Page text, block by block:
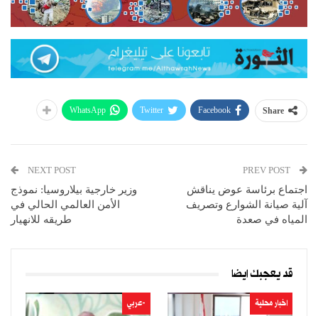
Share
Facebook
Twitter
WhatsApp
اجتماع برئاسة عوض يناقش
آلية صيانة الشوارع وتصريف
المياه في صعدة
NEXT POST
وزير خارجية بيلاروسيا: نموذج
الأمن العالمي الحالي في
طريقه للانهيار
قد يعجبك ايضا
اخبار محلية -عربي